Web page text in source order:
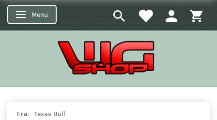
Skifte navigation
Menu
Fra: Texas Bull